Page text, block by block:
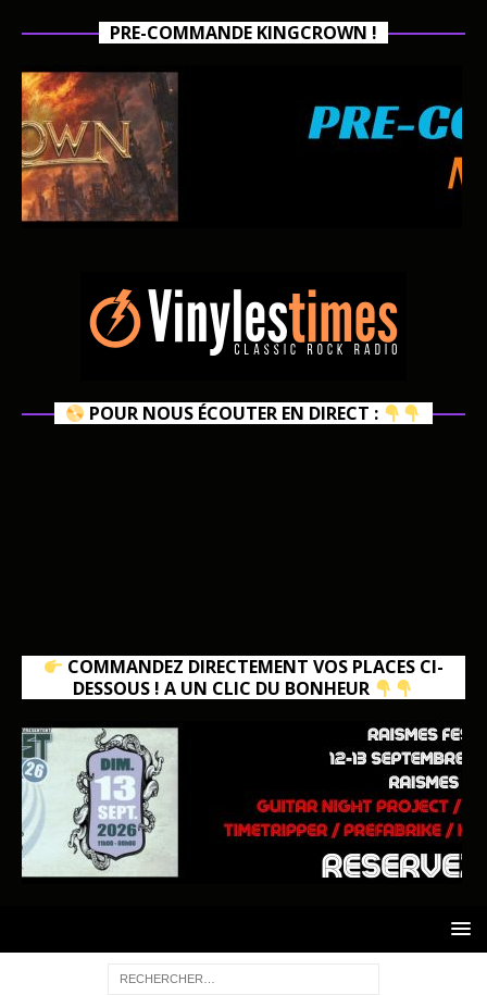
PRE-COMMANDE KINGCROWN !
POUR NOUS ÉCOUTER EN DIRECT :
COMMANDEZ DIRECTEMENT VOS PLACES CI-
DESSOUS ! A UN CLIC DU BONHEUR